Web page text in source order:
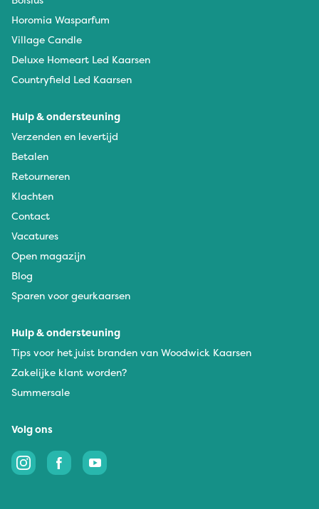
Horomia Wasparfum
Village Candle
Deluxe Homeart Led Kaarsen
Countryfield Led Kaarsen
Hulp & ondersteuning
Verzenden en levertijd
Betalen
Retourneren
Klachten
Contact
Vacatures
Open magazijn
Blog
Sparen voor geurkaarsen
Hulp & ondersteuning
Tips voor het juist branden van Woodwick Kaarsen
Zakelijke klant worden?
Summersale
Volg ons